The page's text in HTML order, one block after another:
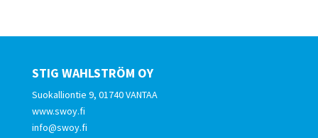
STIG WAHLSTRÖM OY
Suokalliontie 9, 01740 VANTAA
www.swoy.fi
info@swoy.fi